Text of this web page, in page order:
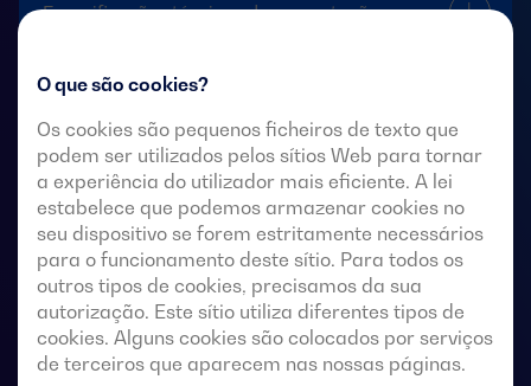
O que são cookies?
Os cookies são pequenos ficheiros de texto que
podem ser utilizados pelos sítios Web para tornar
a experiência do utilizador mais eficiente. A lei
estabelece que podemos armazenar cookies no
seu dispositivo se forem estritamente necessários
para o funcionamento deste sítio. Para todos os
outros tipos de cookies, precisamos da sua
autorização. Este sítio utiliza diferentes tipos de
cookies. Alguns cookies são colocados por serviços
de terceiros que aparecem nas nossas páginas.
Especificações técnicas das comutações
COMUTAÇÕES MOTORIZADAS